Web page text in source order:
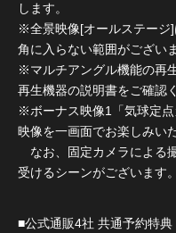
します。
※全景映像[オールステージ
角に入らない範囲がござい
※マルチアングル機能の再
再生機器の説明書をご確認
※ボーナス映像1「気球定
映像を一画面でお楽しみい
なお、固定カメラによる
受けるシーンがございます
■公式通販4社 共通予約特典